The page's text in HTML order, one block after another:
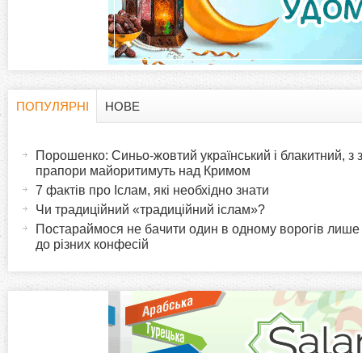
к
z
ПОПУЛЯРНІ
в
НОВЕ
Порошенко: Синьо-жовтий український і блакитний, з
прапори майоритимуть над Кримом
7 фактів про Іслам, які необхідно знати
Чи традиційний «традиційний іслам»?
Постараймося не бачити один в одному ворогів лише
до різних конфесій